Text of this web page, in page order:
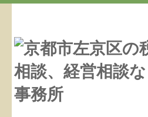
ホーム
お知らせ
事務所紹介